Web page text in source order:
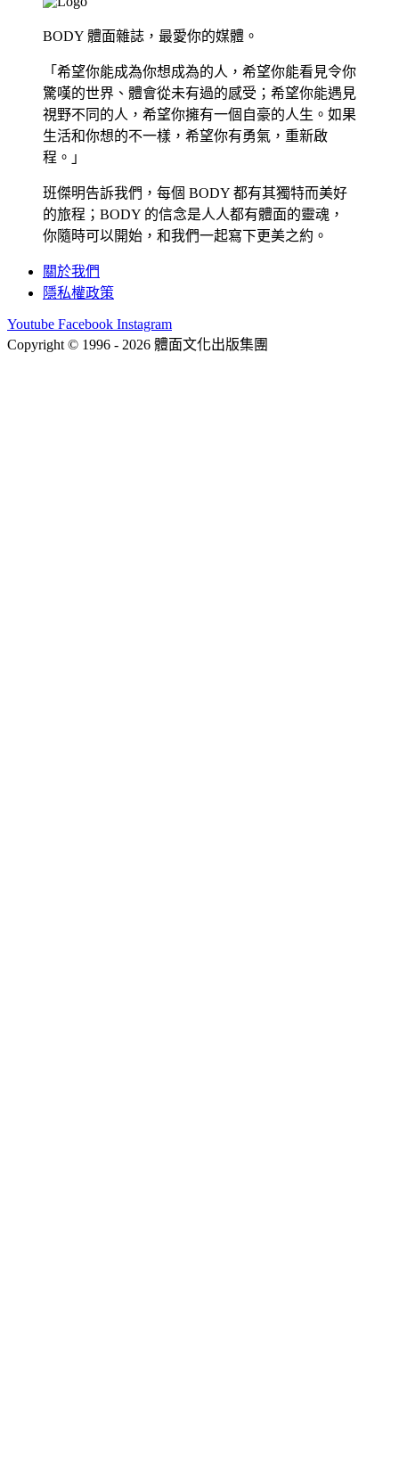
BODY 體面雜誌，最愛你的媒體。
「希望你能成為你想成為的人，希望你能看見令你
驚嘆的世界、體會從未有過的感受；希望你能遇見
視野不同的人，希望你擁有一個自豪的人生。如果
生活和你想的不一樣，希望你有勇氣，重新啟
程。」
班傑明告訴我們，每個 BODY 都有其獨特而美好
的旅程；BODY 的信念是人人都有體面的靈魂，
你隨時可以開始，和我們一起寫下更美之約。
關於我們
隱私權政策
Youtube Facebook Instagram
Copyright © 1996 - 2026 體面文化出版集團